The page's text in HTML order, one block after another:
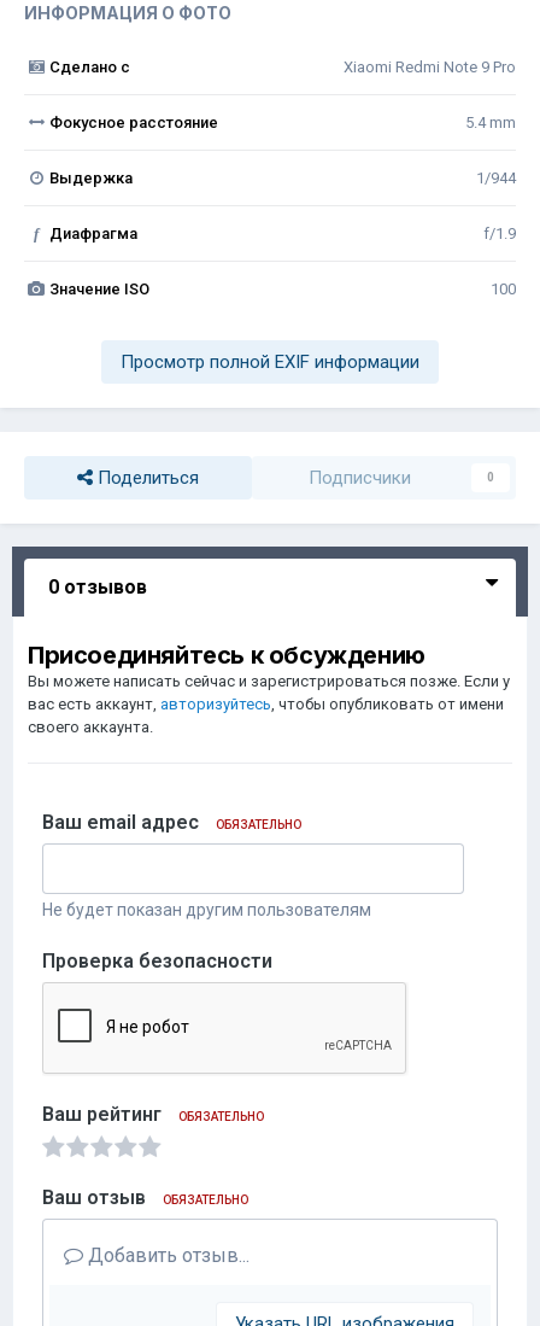
ИНФОРМАЦИЯ О ФОТО
Сделано с Xiaomi Redmi Note 9 Pro
Фокусное расстояние 5.4 mm
Выдержка 1/944
f Диафрагма f/1.9
Значение ISO 100
Просмотр полной EXIF информации
Поделиться Подписчики 0
0 отзывов
Присоединяйтесь к обсуждению
Вы можете написать сейчас и зарегистрироваться позже. Если у
вас есть аккаунт, авторизуйтесь , чтобы опубликовать от имени
своего аккаунта.
Ваш email адрес ОБЯЗАТЕЛЬНО
Не будет показан другим пользователям
Проверка безопасности
Ваш рейтинг ОБЯЗАТЕЛЬНО
Ваш отзыв ОБЯЗАТЕЛЬНО
Добавить отзыв...